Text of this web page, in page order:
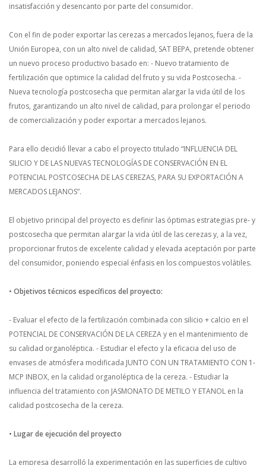
insatisfacción y desencanto por parte del consumidor.
Con el fin de poder exportar las cerezas a mercados lejanos, fuera de la
Unión Europea, con un alto nivel de calidad, SAT BEPA, pretende obtener
un nuevo proceso productivo basado en: - Nuevo tratamiento de
fertilización que optimice la calidad del fruto y su vida Postcosecha. -
Nueva tecnología postcosecha que permitan alargar la vida útil de los
frutos, garantizando un alto nivel de calidad, para prolongar el periodo
de comercialización y poder exportar a mercados lejanos.
Para ello decidió llevar a cabo el proyecto titulado “INFLUENCIA DEL
SILICIO Y DE LAS NUEVAS TECNOLOGÍAS DE CONSERVACIÓN EN EL
POTENCIAL POSTCOSECHA DE LAS CEREZAS, PARA SU EXPORTACIÓN A
MERCADOS LEJANOS”.
El objetivo principal del proyecto es definir las óptimas estrategias pre- y
postcosecha que permitan alargar la vida útil de las cerezas y, a la vez,
proporcionar frutos de excelente calidad y elevada aceptación por parte
del consumidor, poniendo especial énfasis en los compuestos volátiles.
• Objetivos técnicos específicos del proyecto:
- Evaluar el efecto de la fertilización combinada con silicio + calcio en el
POTENCIAL DE CONSERVACIÓN DE LA CEREZA y en el mantenimiento de
su calidad organoléptica. - Estudiar el efecto y la eficacia del uso de
envases de atmósfera modificada JUNTO CON UN TRATAMIENTO CON 1-
MCP INBOX, en la calidad organoléptica de la cereza. - Estudiar la
influencia del tratamiento con JASMONATO DE METILO Y ETANOL en la
calidad postcosecha de la cereza.
• Lugar de ejecución del proyecto
La empresa desarrolló la experimentación en las superficies de cultivo